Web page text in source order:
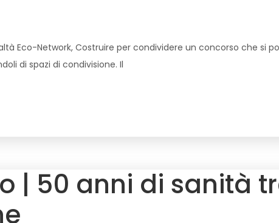
Eco-Network, Costruire per condividere un concorso che si
di spazi di condivisione. Il
| 50 anni di sanità